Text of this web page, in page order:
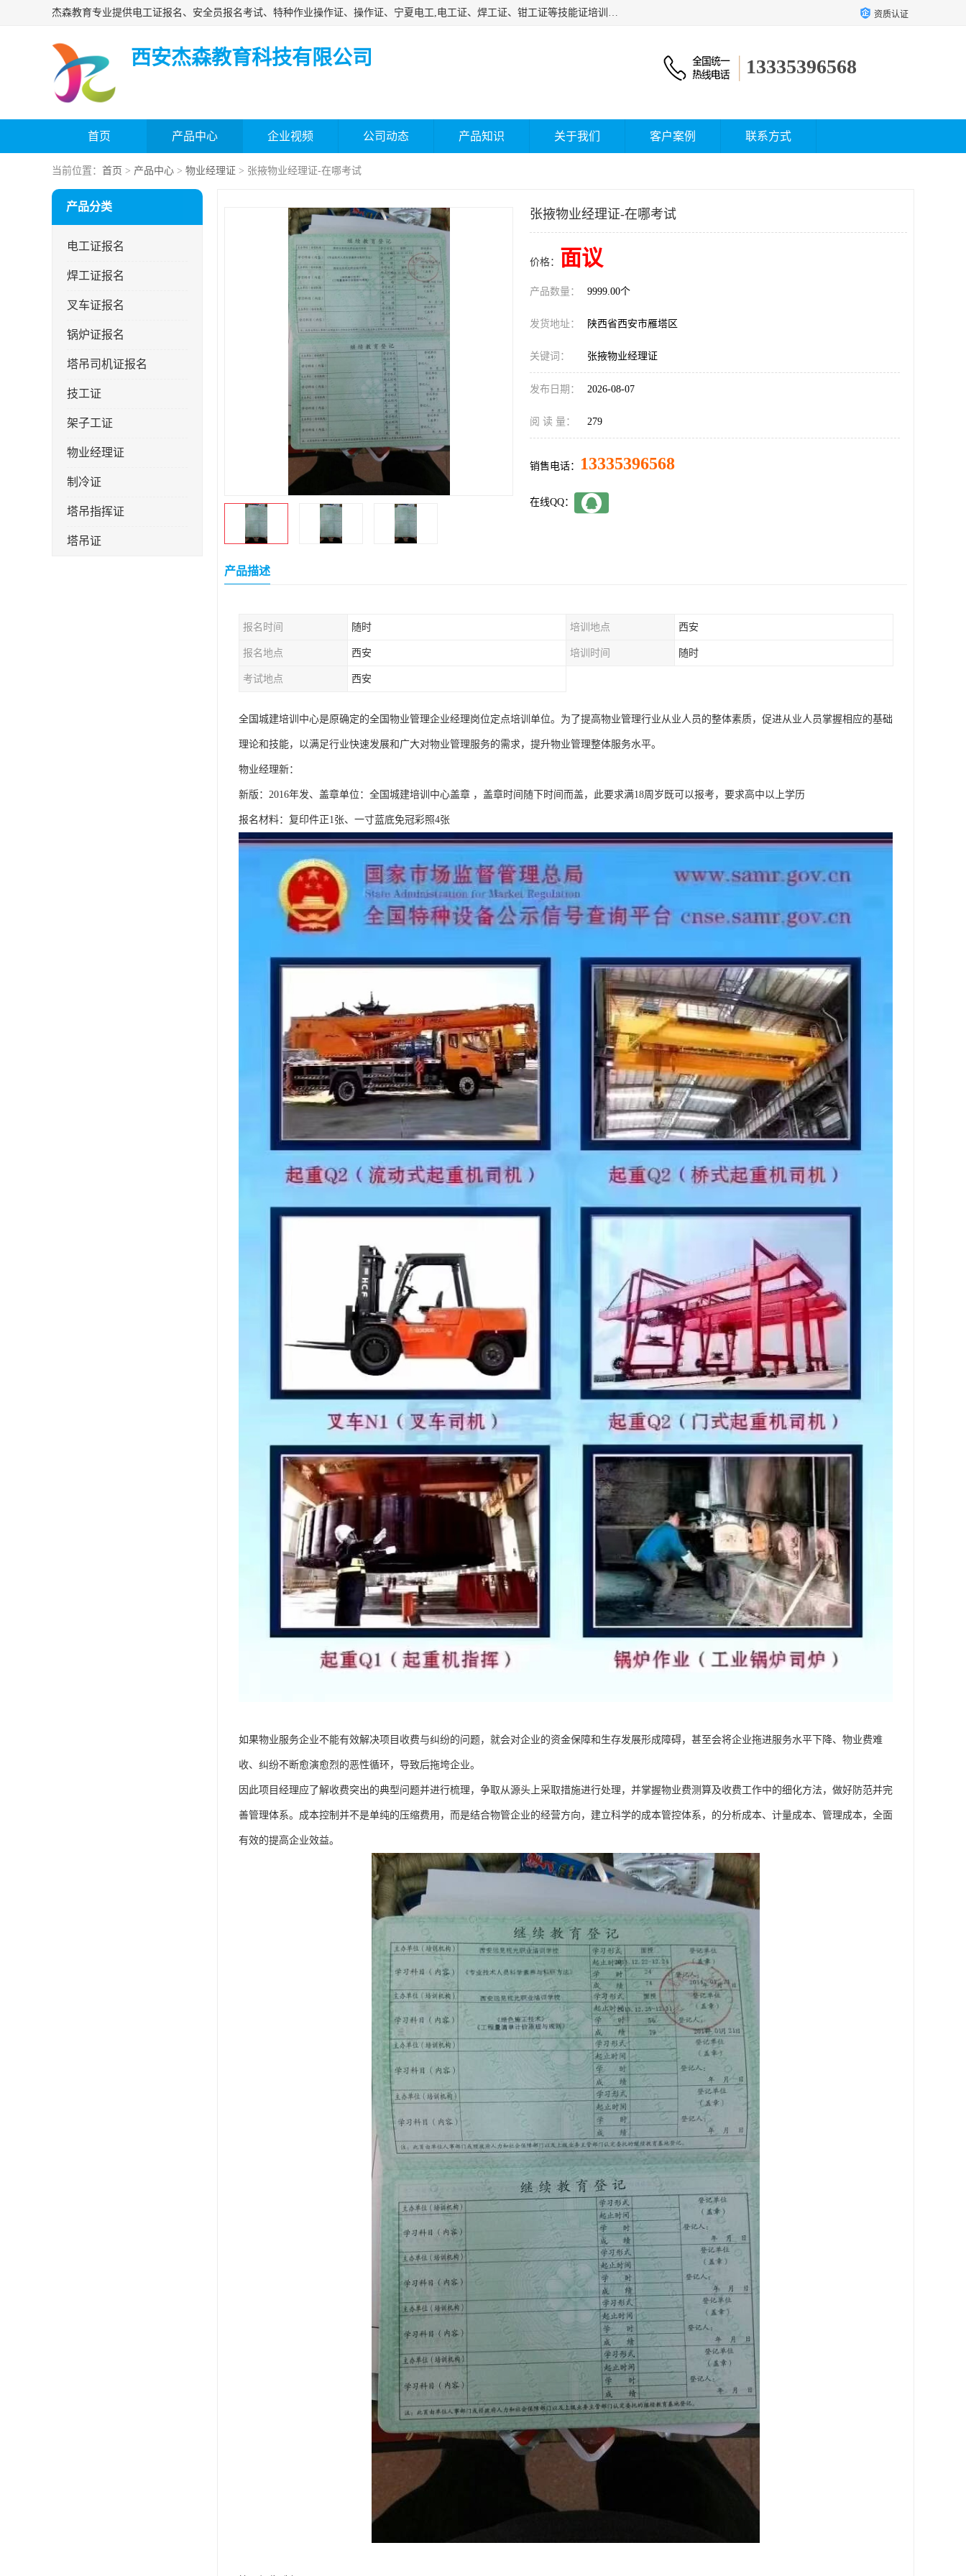
杰森教育专业提供电工证报名、安全员报名考试、特种作业操作证、操作证、宁夏电工,电工证、焊工证、钳工证等技能证培训课程。 资质认证
西安杰森教育科技有限公司 13335396568
首页 产品中心 企业视频 公司动态 产品知识 关于我们 客户案例 联系方式
当前位置： 首页 > 产品中心 > 物业经理证 > 张掖物业经理证-在哪考试
产品分类
电工证报名
焊工证报名
叉车证报名
锅炉证报名
塔吊司机证报名
技工证
架子工证
物业经理证
制冷证
塔吊指挥证
塔吊证
张掖物业经理证-在哪考试
价格： 面议
产品数量： 9999.00个
发货地址： 陕西省西安市雁塔区
关键词： 张掖物业经理证
发布日期： 2026-08-07
阅 读 量： 279
销售电话： 13335396568
在线QQ：
产品描述
报名时间 随时 培训地点 西安
报名地点 西安 培训时间 随时
考试地点 西安
全国城建培训中心是原确定的全国物业管理企业经理岗位定点培训单位。为了提高物业管理行业从业人员的整体素质，促进从业人员掌握相应的基础
理论和技能，以满足行业快速发展和广大对物业管理服务的需求，提升物业管理整体服务水平。
物业经理新：
新版：2016年发、盖章单位：全国城建培训中心盖章 ，盖章时间随下时间而盖，此要求满18周岁既可以报考，要求高中以上学历
报名材料：复印件正1张、一寸蓝底免冠彩照4张
如果物业服务企业不能有效解决项目收费与纠纷的问题，就会对企业的资金保障和生存发展形成障碍，甚至会将企业拖进服务水平下降、物业费难
收、纠纷不断愈演愈烈的恶性循环，导致后拖垮企业。
因此项目经理应了解收费突出的典型问题并进行梳理，争取从源头上采取措施进行处理，并掌握物业费测算及收费工作中的细化方法，做好防范并完
善管理体系。成本控制并不是单纯的压缩费用，而是结合物管企业的经营方向，建立科学的成本管控体系，的分析成本、计量成本、管理成本，全面
有效的提高企业效益。